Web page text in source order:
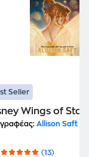
Seller
Wings of
Allison Saft
(13)